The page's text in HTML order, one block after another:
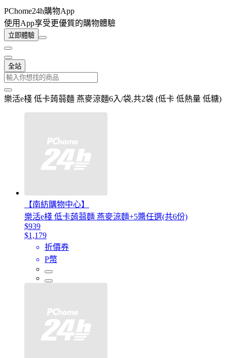
PChome24h購物App
使用App享受更優質的購物體驗
立即體驗
全站
樂活e棧 低卡蒟蒻麵 燕麥涼麵6入/袋,共2袋 (低卡 低熱量 低糖)
【南紡購物中心】
樂活e棧 低卡蒟蒻麵 燕麥涼麵+5醬任選(共6份)
$939
$1,179
折價券
P幣